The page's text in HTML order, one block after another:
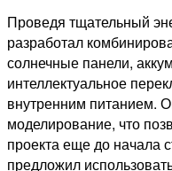
Проведя тщательный
разработал
солнечные панели,
интеллектуальное
внутренним питанием.
моделирование, что
проекта еще до начала
предложил